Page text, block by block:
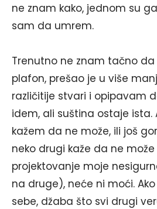
ne znam kako, jednom su
sam da umrem.
Trenutno ne znam tačno
plafon, prešao je u više
različitije stvari i opipavam
idem, ali suština ostaje ista.
kažem da ne može, ili još
neko drugi kaže da ne
projektovanje moje
na druge), neće ni moći.
sebe, džaba što svi drugi